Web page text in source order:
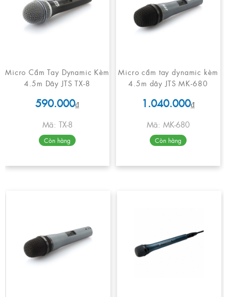
Micro Cầm Tay Dynamic Kèm
4.5m Dây JTS TX-8
590.000₫
Mã: TX-8
Còn hàng
Micro cầm tay dynamic kèm
4.5m dây JTS MK-680
1.040.000₫
Mã: MK-680
Còn hàng